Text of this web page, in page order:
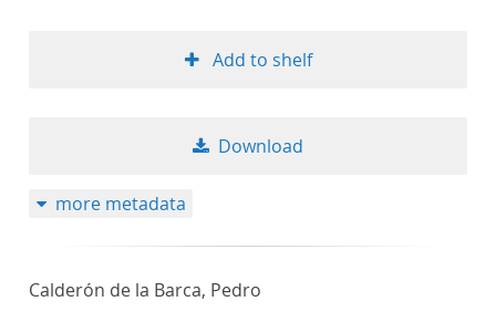
Add to shelf
Download
more metadata
Calderón de la Barca, Pedro